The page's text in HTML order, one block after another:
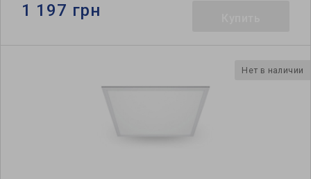
1 197 грн
Нет в наличии